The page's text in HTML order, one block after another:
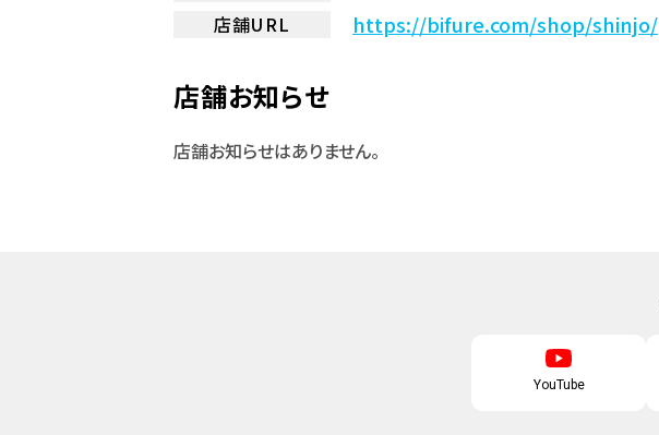
店舗URL https://bifure.com/shop/shinjo/
店舗お知らせ
店舗お知らせはありません。
YouTube